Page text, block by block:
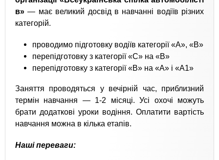
o
в» — має великий досвід в навчанні водіїв різних
категорій.
проводимо підготовку водіїв категорії «А», «В»
перепідготовку з категорії «С» на «В»
перепідготовку з категорії «В» на «А» і «А1»
Заняття проводяться у вечірній час, приблизний
термін навчання — 1-2 місяці. Усі охочі можуть
брати додаткові уроки водіння. Оплатити вартість
навчання можна в кілька етапів.
Наші переваги: